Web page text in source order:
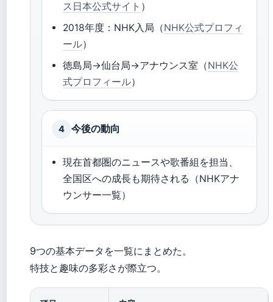
ス日本公式サイト ）
2018年度：NHK入局（NHK公式プロフィ
ール）
徳島局→仙台局→アナウンス室（NHK公
式プロフィール）
4 今後の動向
現在首都圏のニュースや歌番組を担当、
全国区への成長も期待される（NHKアナ
ウンサー一覧）
9つの基本データを一覧にまとめた。
特技と趣味の多彩さが際立つ。